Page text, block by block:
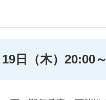
日（木）20:00